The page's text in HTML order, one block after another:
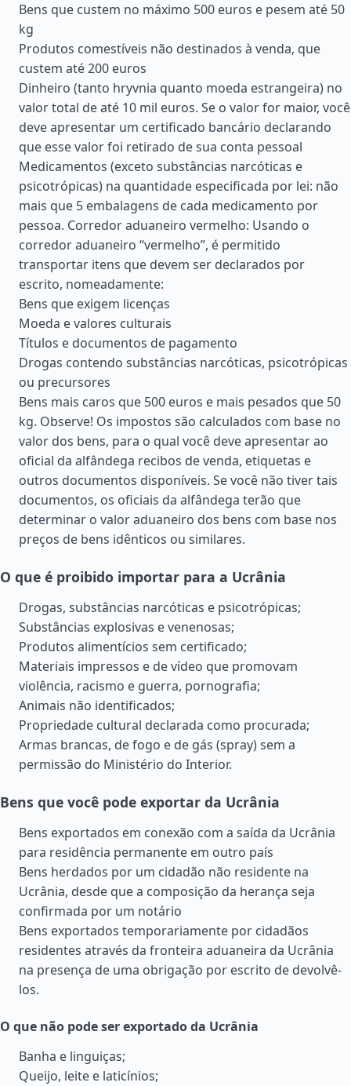
Bens que custem no máximo 500 euros e pesem até 50
kg
Produtos comestíveis não destinados à venda, que
custem até 200 euros
Dinheiro (tanto hryvnia quanto moeda estrangeira) no
valor total de até 10 mil euros. Se o valor for maior, você
deve apresentar um certificado bancário declarando
que esse valor foi retirado de sua conta pessoal
Medicamentos (exceto substâncias narcóticas e
psicotrópicas) na quantidade especificada por lei: não
mais que 5 embalagens de cada medicamento por
pessoa. Corredor aduaneiro vermelho: Usando o
corredor aduaneiro “vermelho”, é permitido
transportar itens que devem ser declarados por
escrito, nomeadamente:
Bens que exigem licenças
Moeda e valores culturais
Títulos e documentos de pagamento
Drogas contendo substâncias narcóticas, psicotrópicas
ou precursores
Bens mais caros que 500 euros e mais pesados que 50
kg. Observe! Os impostos são calculados com base no
valor dos bens, para o qual você deve apresentar ao
oficial da alfândega recibos de venda, etiquetas e
outros documentos disponíveis. Se você não tiver tais
documentos, os oficiais da alfândega terão que
determinar o valor aduaneiro dos bens com base nos
preços de bens idênticos ou similares.
O que é proibido importar para a Ucrânia
Drogas, substâncias narcóticas e psicotrópicas;
Substâncias explosivas e venenosas;
Produtos alimentícios sem certificado;
Materiais impressos e de vídeo que promovam
violência, racismo e guerra, pornografia;
Animais não identificados;
Propriedade cultural declarada como procurada;
Armas brancas, de fogo e de gás (spray) sem a
permissão do Ministério do Interior.
Bens que você pode exportar da Ucrânia
Bens exportados em conexão com a saída da Ucrânia
para residência permanente em outro país
Bens herdados por um cidadão não residente na
Ucrânia, desde que a composição da herança seja
confirmada por um notário
Bens exportados temporariamente por cidadãos
residentes através da fronteira aduaneira da Ucrânia
na presença de uma obrigação por escrito de devolvê-
los.
O que não pode ser exportado da Ucrânia
Banha e linguiças;
Queijo, leite e laticínios;